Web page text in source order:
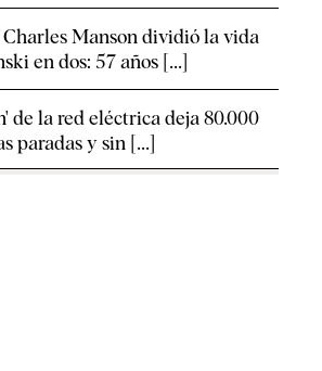
Manson dividió la vida
en dos: 57 años [...]
de la red eléctrica deja 80.000
paradas y sin [...]